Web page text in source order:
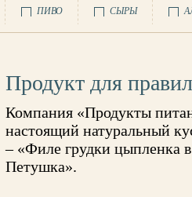
ПИВО СЫРЫ
Продукт для
Компания «Продукты
настоящий натуральный
– «Филе грудки цыпленка
Петушка».